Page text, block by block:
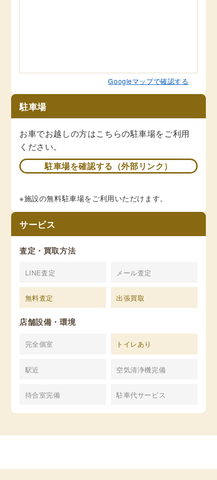
Googleマップで確認する
駐車場
お車でお越しの方はこちらの駐車場をご利用
ください。
駐車場を確認する（外部リンク）
※施設の無料駐車場をご利用いただけます。
サービス
査定・買取方法
LINE査定 メール査定
無料査定 出張買取
店舗設備・環境
完全個室 トイレあり
駅近 空気清浄機完備
待合室完備 駐車代サービス